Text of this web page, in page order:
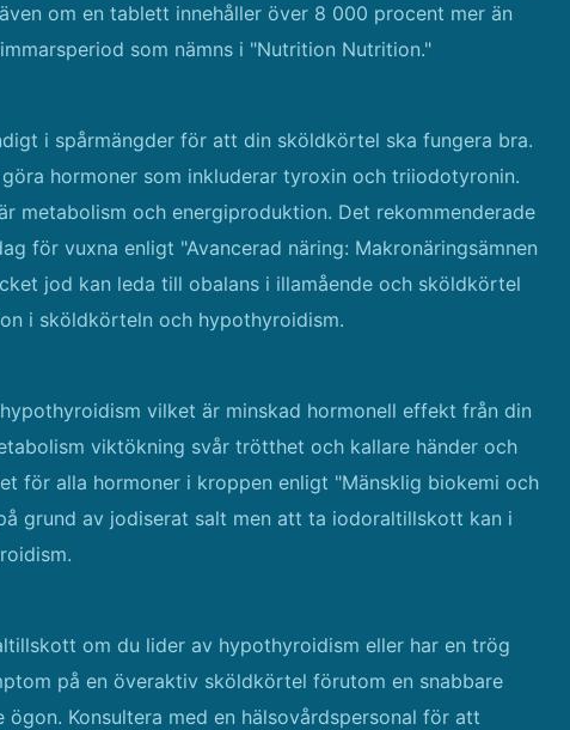
om en tablett innehåller över 8 000 procent mer än
som nämns i "Nutrition Nutrition."
i spårmängder för att din sköldkörtel ska fungera bra.
hormoner som inkluderar tyroxin och triiodotyronin.
metabolism och energiproduktion. Det rekommenderade
för vuxna enligt "Avancerad näring: Makronäringsämnen
jod kan leda till obalans i illamående och sköldkörtel
i sköldkörteln och hypothyroidism.
vilket är minskad hormonell effekt från din
viktökning svår trötthet och kallare händer och
för alla hormoner i kroppen enligt "Mänsklig biokemi och
grund av jodiserat salt men att ta iodoraltillskott kan i
om du lider av hypothyroidism eller har en trög
på en överaktiv sköldkörtel förutom en snabbare
Konsultera med en hälsovårdspersonal för att